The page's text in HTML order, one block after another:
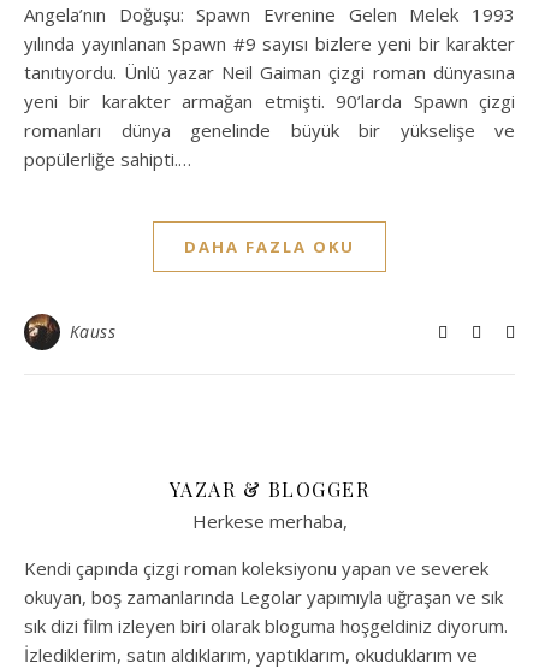
Angela’nın Doğuşu: Spawn Evrenine Gelen Melek 1993
yılında yayınlanan Spawn #9 sayısı bizlere yeni bir karakter
tanıtıyordu. Ünlü yazar Neil Gaiman çizgi roman dünyasına
yeni bir karakter armağan etmişti. 90’larda Spawn çizgi
romanları dünya genelinde büyük bir yükselişe ve
popülerliğe sahipti.…
DAHA FAZLA OKU
Kauss
YAZAR & BLOGGER
Herkese merhaba,
Kendi çapında çizgi roman koleksiyonu yapan ve severek
okuyan, boş zamanlarında Legolar yapımıyla uğraşan ve sık
sık dizi film izleyen biri olarak bloguma hoşgeldiniz diyorum.
İzlediklerim, satın aldıklarım, yaptıklarım, okuduklarım ve